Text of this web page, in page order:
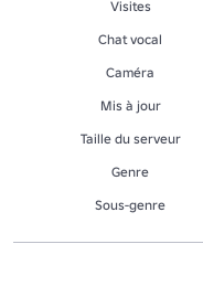
Visites
Chat vocal
Caméra
Mis à jour
Taille du serveur
Genre
Sous-genre